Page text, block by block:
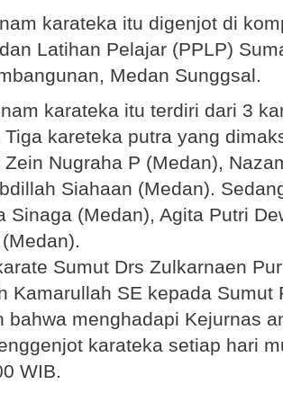
karateka itu digenjot di
Latihan Pelajar (PPLP)
Medan Sunggsal.
karateka itu terdiri dari 3
Tiga kareteka putra yang
Nugraha P (Medan),
Siahaan (Medan).
Sinaga (Medan), Agita Putri
Sumut Drs Zulkarnaen
Kamarullah SE kepada Sumut
bahwa menghadapi Kejurnas
karateka setiap hari
WIB.